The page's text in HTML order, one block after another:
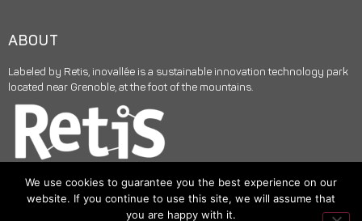
ABOUT
Labeled by Retis, inovallée is a sustainable innovation technology park
located near Grenoble, at the foot of the mountains.
We use cookies to guarantee you the best experience on our
website. If you continue to use this site, we will assume that
you are happy with it.